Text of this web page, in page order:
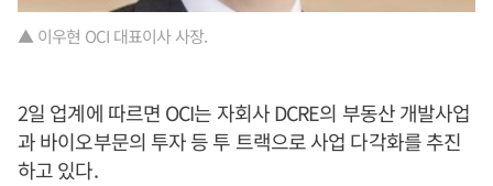
▲ 이우현 OCI 대표이사 사장.
2일 업계에 따르면 OCI는 자회사 DCRE의 부동산 개발사업
과 바이오부문의 투자 등 투 트랙으로 사업 다각화를 추진
하고 있다.